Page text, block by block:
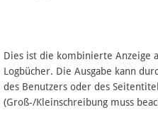
Artikel nach Kategorien
FAQ
Dies ist die kombinierte Anzeige
Logbücher. Die Ausgabe kann
des Benutzers oder des
(Groß-/Kleinschreibung muss